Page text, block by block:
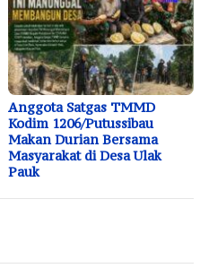
Anggota Satgas TMMD
Kodim 1206/Putussibau
Makan Durian Bersama
Masyarakat di Desa Ulak
Pauk